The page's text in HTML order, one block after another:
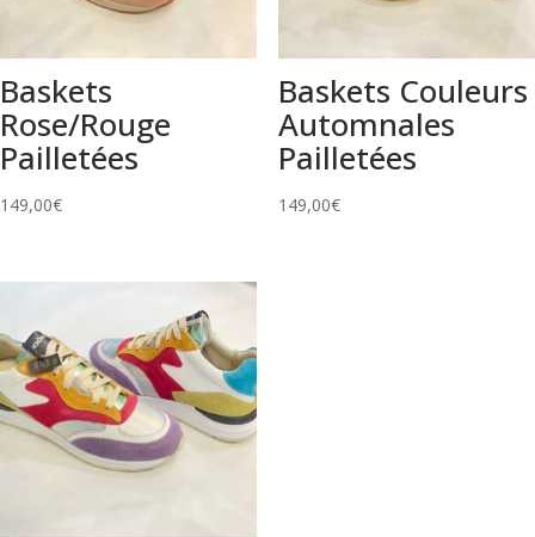
Baskets
Rose/Rouge
Pailletées
149,00€
Baskets Couleurs
Automnales
Pailletées
149,00€